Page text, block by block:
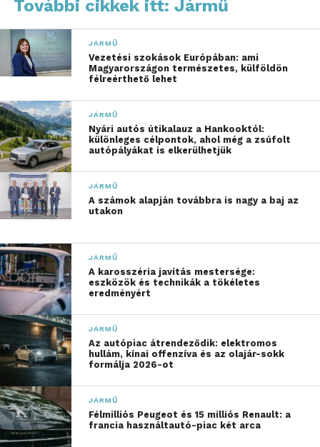
abroncs?
A jelenlegi, szeszélyes időjárás az egyik
legveszélyesebb kombinációt hozhatja el az autósok
számára. Míg a városi környezetben vizesnek tűnhet
az aszfalt, a lakott területet elhagyva, különösen
erdősávokban, hidakon vagy felüljárókon a
hőmérséklet pillanatok alatt fagypont alá zuhanhat.
Ilyenkor alakul ki a hírhedt „fekete jég”, amely
láthatatlanul teszi korcsolyapályává az utat.
„Gyakori tévhit, hogy a
téli abroncsok
létjogosultsága kizárólag
a havazáshoz kötődik. A
valóságban viszont a
biztonság valódi
választóvonala a
hőmérséklet, ugyanis 7
Celsius-fok alatt a nyári
gumik anyaga rideggé
válik, elveszíti tapadását,
További cikkek itt: Jármű
JÁRMŰ
Vezetési szokások Európában: ami
Magyarországon természetes, külföldön
félreérthető lehet
JÁRMŰ
Nyári autós útikalauz a Hankooktól:
különleges célpontok, ahol még a zsúfolt
autópályákat is elkerülhetjük
JÁRMŰ
A számok alapján továbbra is nagy a baj az
utakon
JÁRMŰ
A karosszéria javítás mestersége:
eszközök és technikák a tökéletes
eredményért
JÁRMŰ
Az autópiac átrendeződik: elektromos
hullám, kínai offenzíva és az olajár-sokk
formálja 2026-ot
JÁRMŰ
Félmilliós Peugeot és 15 milliós Renault: a
francia használtautó-piac két arca